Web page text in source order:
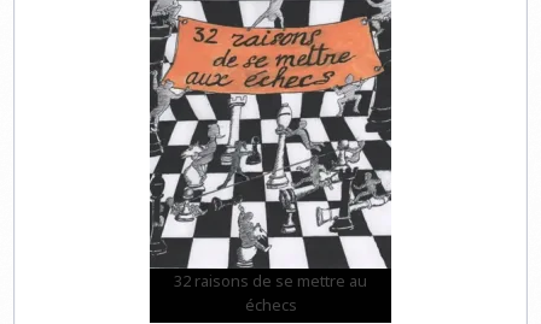
32 raisons de se mettre au
échecs